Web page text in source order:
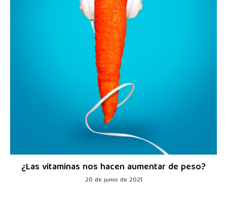
¿Las vitaminas nos hacen aumentar de peso?
20 de junio de 2021